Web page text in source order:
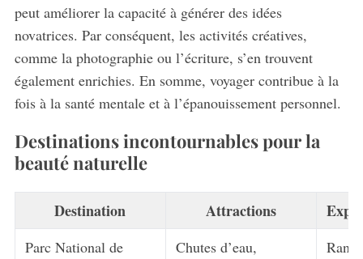
peut améliorer la capacité à générer des idées
novatrices. Par conséquent, les activités créatives,
comme la photographie ou l’écriture, s’en trouvent
également enrichies. En somme, voyager contribue à la
fois à la santé mentale et à l’épanouissement personnel.
Destinations incontournables pour la
beauté naturelle
Destination Attractions
Parc National de
Chutes d’eau,